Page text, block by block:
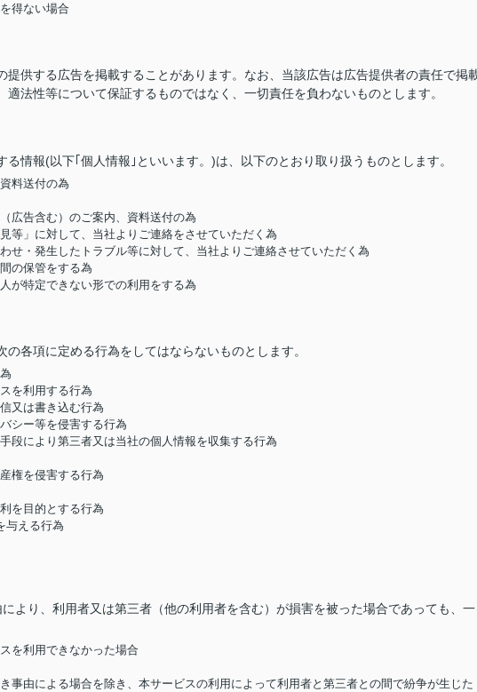
得ない場合
提供する広告を掲載することがあります。なお、当該広告は広告提供者の責任で掲
法性等について保証するものではなく、一切責任を負わないものとします。
情報(以下｢個人情報｣といいます。)は、以下のとおり取り扱うものとします。
料送付の為
広告含む）のご案内、資料送付の為
等」に対して、当社よりご連絡をさせていただく為
せ・発生したトラブル等に対して、当社よりご連絡させていただく為
の保管をする為
が特定できない形での利用をする為
各項に定める行為をしてはならないものとします。
を利用する行為
又は書き込む行為
シー等を侵害する行為
段により第三者又は当社の個人情報を収集する行為
権を侵害する行為
を目的とする行為
与える行為
より、利用者又は第三者（他の利用者を含む）が損害を被った場合であっても、一
を利用できなかった場合
事由による場合を除き、本サービスの利用によって利用者と第三者との間で紛争が生じた